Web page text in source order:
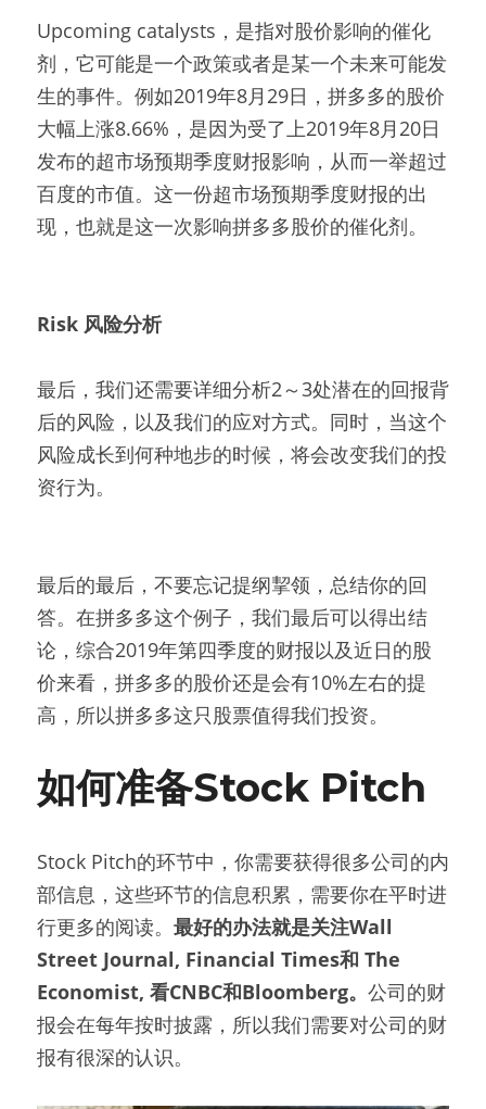
Upcoming catalysts，是指对股价影响的催化
剂，它可能是一个政策或者是某一个未来可能发
生的事件。例如2019年8月29日，拼多多的股价
大幅上涨8.66%，是因为受了上2019年8月20日
发布的超市场预期季度财报影响，从而一举超过
百度的市值。这一份超市场预期季度财报的出
现，也就是这一次影响拼多多股价的催化剂。
Risk 风险分析
最后，我们还需要详细分析2～3处潜在的回报背
后的风险，以及我们的应对方式。同时，当这个
风险成长到何种地步的时候，将会改变我们的投
资行为。
最后的最后，不要忘记提纲挈领，总结你的回
答。在拼多多这个例子，我们最后可以得出结
论，综合2019年第四季度的财报以及近日的股
价来看，拼多多的股价还是会有10%左右的提
高，所以拼多多这只股票值得我们投资。
如何准备Stock Pitch
Stock Pitch的环节中，你需要获得很多公司的内
部信息，这些环节的信息积累，需要你在平时进
行更多的阅读。 最好的办法就是关注Wall
Street Journal, Financial Times和 The
Economist, 看CNBC和Bloomberg。 公司的财
报会在每年按时披露，所以我们需要对公司的财
报有很深的认识。